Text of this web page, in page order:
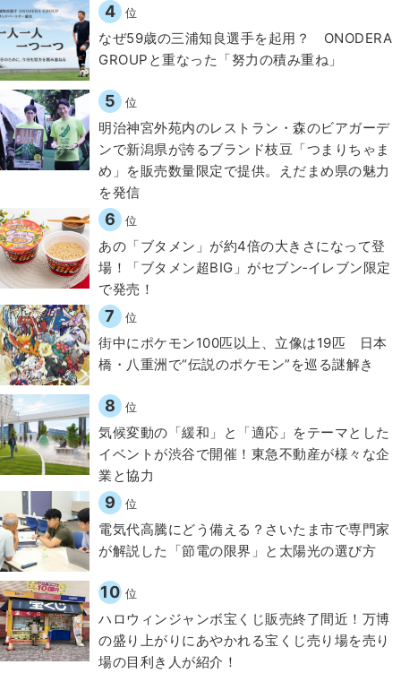
4 位
なぜ59歳の三浦知良選手を起用？ ONODERA
GROUPと重なった「努力の積み重ね」
5 位
明治神宮外苑内のレストラン・森のビアガーデ
ンで新潟県が誇るブランド枝豆「つまりちゃま
め」を販売数量限定で提供。えだまめ県の魅力
を発信
6 位
あの「ブタメン」が約4倍の大きさになって登
場！「ブタメン超BIG」がセブン‐イレブン限定
で発売！
7 位
街中にポケモン100匹以上、立像は19匹 日本
橋・八重洲で“伝説のポケモン”を巡る謎解き
8 位
気候変動の「緩和」と「適応」をテーマとした
イベントが渋谷で開催！東急不動産が様々な企
業と協力
9 位
電気代高騰にどう備える？さいたま市で専門家
が解説した「節電の限界」と太陽光の選び方
10 位
ハロウィンジャンボ宝くじ販売終了間近！万博
の盛り上がりにあやかれる宝くじ売り場を売り
場の目利き人が紹介！